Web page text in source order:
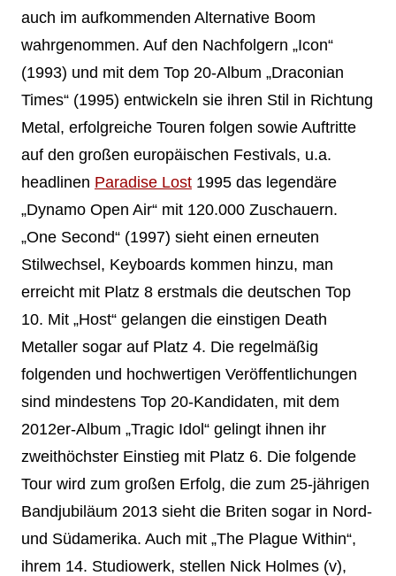
auch im aufkommenden Alternative Boom
wahrgenommen. Auf den Nachfolgern „Icon“
(1993) und mit dem Top 20-Album „Draconian
Times“ (1995) entwickeln sie ihren Stil in Richtung
Metal, erfolgreiche Touren folgen sowie Auftritte
auf den großen europäischen Festivals, u.a.
headlinen Paradise Lost1995 das legendäre
„Dynamo Open Air“ mit 120.000 Zuschauern.
„One Second“ (1997) sieht einen erneuten
Stilwechsel, Keyboards kommen hinzu, man
erreicht mit Platz 8 erstmals die deutschen Top
10. Mit „Host“ gelangen die einstigen Death
Metaller sogar auf Platz 4. Die regelmäßig
folgenden und hochwertigen Veröffentlichungen
sind mindestens Top 20-Kandidaten, mit dem
2012er-Album „Tragic Idol“ gelingt ihnen ihr
zweithöchster Einstieg mit Platz 6. Die folgende
Tour wird zum großen Erfolg, die zum 25-jährigen
Bandjubiläum 2013 sieht die Briten sogar in Nord-
und Südamerika. Auch mit „The Plague Within“,
ihrem 14. Studiowerk, stellen Nick Holmes (v),